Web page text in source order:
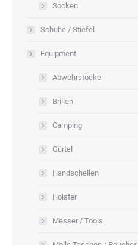
Socken
Schuhe / Stiefel
Equipment
Abwehrstöcke
Brillen
Camping
Gürtel
Handschellen
Holster
Messer / Tools